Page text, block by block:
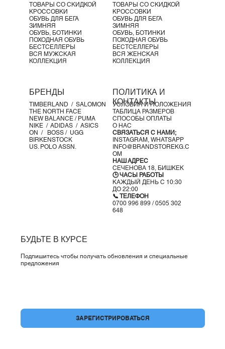
ТОВАРЫ СО СКИДКОЙ
КРОССОВКИ
ОБУВЬ ДЛЯ БЕГА
ЗИМНЯЯ
ОБУВЬ, БОТИНКИ
ПОХОДНАЯ ОБУВЬ
БЕСТСЕЛЛЕРЫ
ВСЯ МУЖСКАЯ
КОЛЛЕКЦИЯ
ТОВАРЫ СО СКИДКОЙ
КРОССОВКИ
ОБУВЬ ДЛЯ БЕГА
ЗИМНЯЯ
ОБУВЬ, БОТИНКИ
ПОХОДНАЯ ОБУВЬ
БЕСТСЕЛЛЕРЫ
ВСЯ ЖЕНСКАЯ
КОЛЛЕКЦИЯ
БРЕНДЫ
TIMBERLAND / SALOMON
THE NORTH FACE
NEW BALANCE / PUMA
NIKE / ADIDAS / ASICS
ON / BOSS / UGG
BIRKENSTOCK
US. POLO ASSN.
ПОЛИТИКА И
КОНТАКТЫ
УСЛОВИЯ И ПОЛОЖЕНИЯ
ТАБЛИЦА РАЗМЕРОВ
СПОСОБЫ ОПЛАТЫ
О НАС
СВЯЗАТЬСЯ С НАМИ;
INSTAGRAM, WHATSAPP
INFO@BRANDSTOREKG.C
OM
НАШ АДРЕС
СЕЧЕНОВА 18, БИШКЕК
🕒 ЧАСЫ РАБОТЫ
КАЖДЫЙ ДЕНЬ С 10:30
ДО 22:00
📞 ТЕЛЕФОН
0700 996 899 / 0505 302
648
БУДЬТЕ В КУРСЕ
Подпишитесь чтобы получать обновления и специальные
предложения
ЗАРЕГИСТРИРОВАТЬСЯ